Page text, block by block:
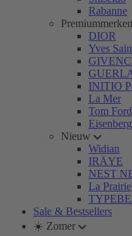
Rabanne
Premiummerken
DIOR
Yves
INITIO
La Mer
Tom Ford
Eisenberg
Nieuw
Widian
IRÄYE
NEST
La Prairie
Sale & Bestsellers
☀️ Zomer